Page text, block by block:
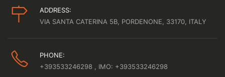
ADDRESS:
VIA SANTA CATERINA 5B, PORDENONE, 33170, ITALY
PHONE:
+393533246298
, IMO: +393533246298